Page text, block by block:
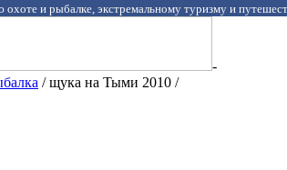
и рыбалке, экстремальному туризму и
-
/ щука на Тыми 2010 /